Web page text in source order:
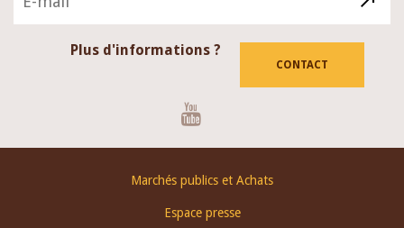
Plus d'informations ?
CONTACT
Marchés publics et Achats
Espace presse